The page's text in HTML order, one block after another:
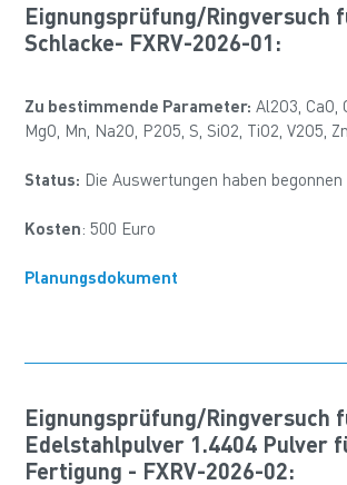
Eignungsprüfung/Ringversuch
Schlacke- FXRV-2026-01:
Zu bestimmende Parameter: Al2O3, CaO,
MgO, Mn, Na2O, P2O5, S, SiO2, TiO2, V2O5, Zn
Status: Die Auswertungen haben begonnen
Kosten: 500 Euro
Planungsdokument
Eignungsprüfung/Ringversuch
Edelstahlpulver 1.4404 Pulver
Fertigung - FXRV-2026-02: